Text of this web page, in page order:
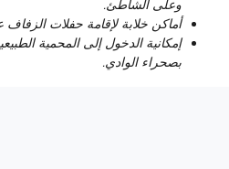
وعلى الشاطئ.
أماكن خلابة لإقامة حفلات
إمكانية الدخول إلى المحمية
بصحراء الوادي.